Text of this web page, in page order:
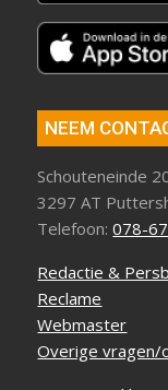
NEEM
Schouteneinde
3297 AT
Telefoon:078-
Redactie &
Reclame
Webmaster
Overige vragen/